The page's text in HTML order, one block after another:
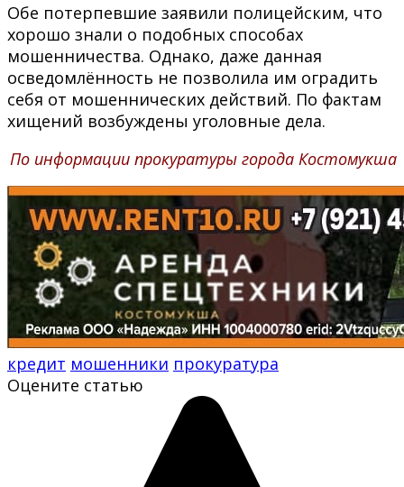
Обе потерпевшие заявили полицейским, что
хорошо знали о подобных способах
мошенничества. Однако, даже данная
осведомлённость не позволила им оградить
себя от мошеннических действий. По фактам
хищений возбуждены уголовные дела.
По информации прокуратуры города Костомукша
кредит мошенники прокуратура
Оцените статью